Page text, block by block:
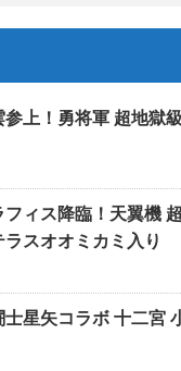
参上！勇将軍 超地獄
フィス降臨！天翼機
ラスオオミカミ入り
士星矢コラボ 十二宮